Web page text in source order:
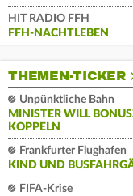
HIT RADIO FFH
FFH-NACHTLEBEN
THEMEN-TICKER
Unpünktliche Bahn
MINISTER WILL
KOPPELN
Frankfurter Flughafen
KIND UND
FIFA-Krise